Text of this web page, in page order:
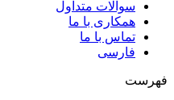
سوالات متداول
همکاری با ما
تماس با ما
فارسی
فهرست